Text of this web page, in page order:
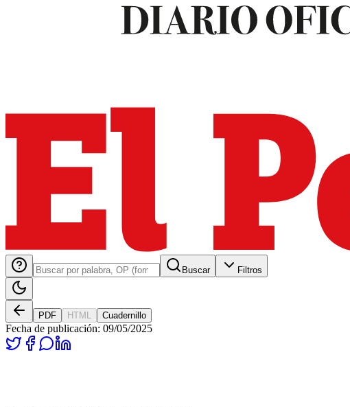
Buscar Filtros
PDF HTML Cuadernillo
Fecha de publicación: 09/05/2025